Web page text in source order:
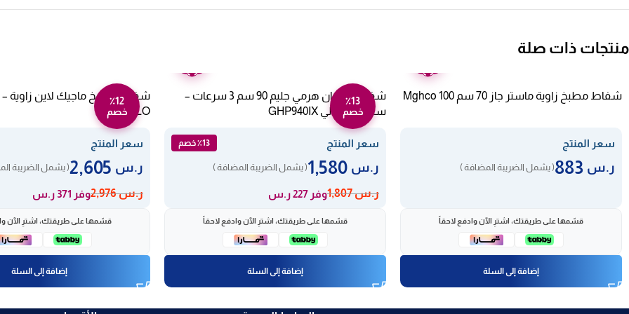
منتجات ذات صلة
شفاط مطبخ زاوية ماستر جاز 70 سم Mghco 100
سعر المنتج
ر.س ( يشمل الضريبة المضافة )
قسّمها على طريقتك، اشترِ الآن وادفع لاحقاً
إضافة إلى السلة
٪13
خصم
شفاط بلت ان هرمي جليم 90 سم 3 سرعات –
ستيل – إيطالي GHP940IX
سعر المنتج ٪13 خصم
ر.س ( يشمل الضريبة المضافة )
ر.س1,807 وفر 227 ر.س
قسّمها على طريقتك، اشترِ الآن وادفع لاحقاً
إضافة إلى السلة
٪12
خصم
شفاط مطبخ ماجيك لاين زاوية
ANGOLO
سعر المنتج
ر.س ( يشمل الضريبة
ر.س2,976 وفر 371 ر.س
قسّمها على طريقتك، اشترِ الآن
إضافة إلى السلة